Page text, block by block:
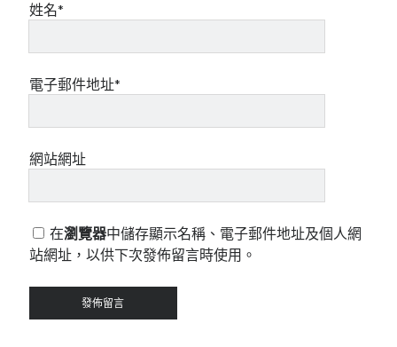
姓名*
電子郵件地址*
網站網址
在瀏覽器中儲存顯示名稱、電子郵件地址及個人網
站網址，以供下次發佈留言時使用。